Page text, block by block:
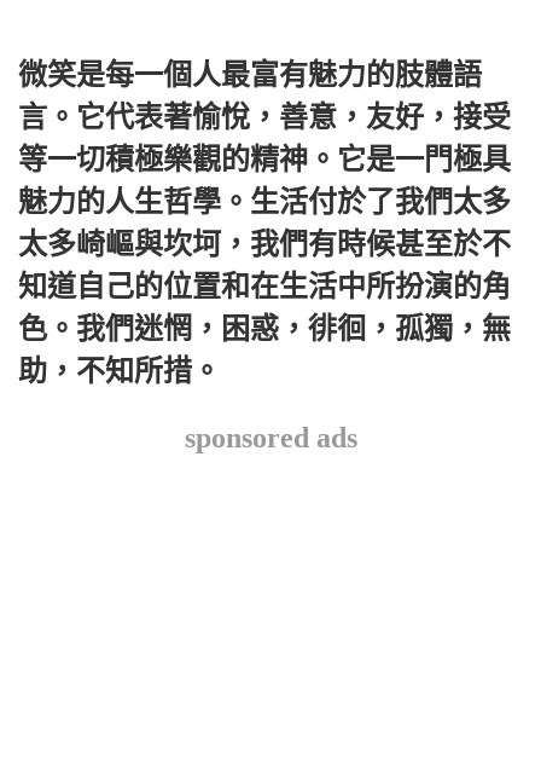
微笑是每一個人最富有魅力的肢體語
言。它代表著愉悅，善意，友好，接受
等一切積極樂觀的精神。它是一門極具
魅力的人生哲學。生活付於了我們太多
太多崎嶇與坎坷，我們有時候甚至於不
知道自己的位置和在生活中所扮演的角
色。我們迷惘，困惑，徘徊，孤獨，無
助，不知所措。
sponsored ads